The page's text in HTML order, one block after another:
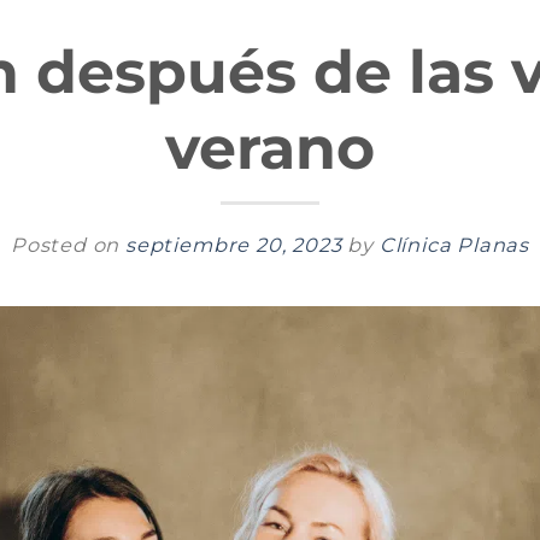
después de las
verano
Posted on septiembre 20, 2023 by Clínica Planas